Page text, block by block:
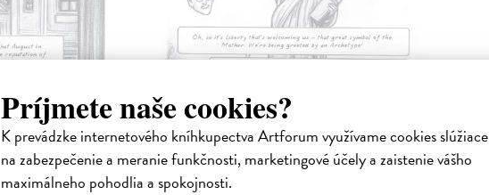
Príjmete naše cookies?
K prevádzke internetového kníhkupectva Artforum využívame cookies slúžiace
na zabezpečenie a meranie funkčnosti, marketingové účely a zaistenie vášho
maximálneho pohodlia a spokojnosti.